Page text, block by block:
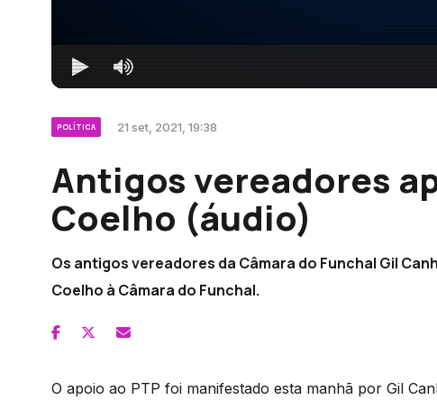
POLÍTICA 21 set, 2021, 19:38
Antigos vereadores
Coelho (áudio)
Os antigos vereadores da Câmara do Funchal Gil
Coelho à Câmara do Funchal.
O apoio ao PTP foi manifestado esta manhã por Gil